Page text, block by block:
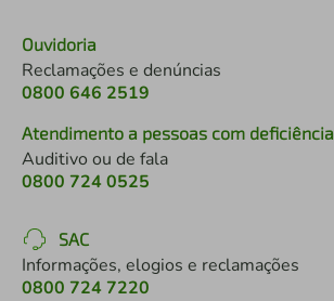
Ouvidoria
Reclamações e denúncias
0800 646 2519
Atendimento a pessoas com deficiência
Auditivo ou de fala
0800 724 0525
SAC
Informações, elogios e reclamações
0800 724 7220